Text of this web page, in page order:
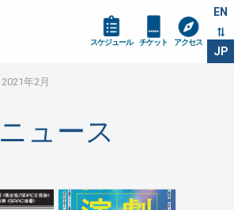
EN
JP
スケジュール チケット アクセス
2021年2月
ニュース